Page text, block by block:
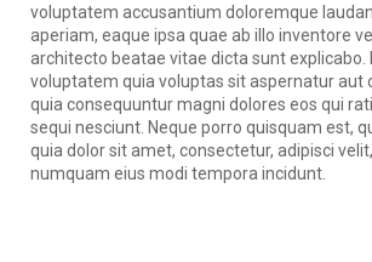
voluptatem accusantium doloremque
aperiam, eaque ipsa quae ab illo inventore
architecto beatae vitae dicta sunt explicabo.
voluptatem quia voluptas sit aspernatur aut
quia consequuntur magni dolores eos qui
sequi nesciunt. Neque porro quisquam est,
quia dolor sit amet, consectetur, adipisci
numquam eius modi tempora incidunt.